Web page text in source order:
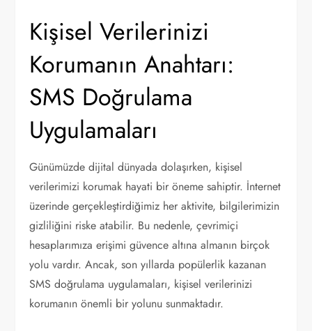
Kişisel Verilerinizi
Korumanın Anahtarı:
SMS Doğrulama
Uygulamaları
Günümüzde dijital dünyada dolaşırken, kişisel
verilerimizi korumak hayati bir öneme sahiptir. İnternet
üzerinde gerçekleştirdiğimiz her aktivite, bilgilerimizin
gizliliğini riske atabilir. Bu nedenle, çevrimiçi
hesaplarımıza erişimi güvence altına almanın birçok
yolu vardır. Ancak, son yıllarda popülerlik kazanan
SMS doğrulama uygulamaları, kişisel verilerinizi
korumanın önemli bir yolunu sunmaktadır.